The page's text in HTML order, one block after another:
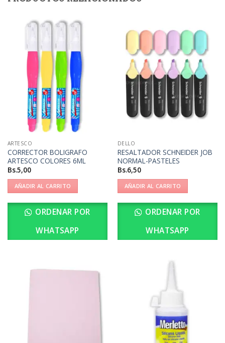
ARTESCO
CORRECTOR BOLIGRAFO
ARTESCO COLORES 6ML
Bs.5,00
AÑADIR AL CARRITO
ORDENAR POR
WHATSAPP
DELLO
RESALTADOR SCHNEIDER JOB
NORMAL-PASTELES
Bs.6,50
AÑADIR AL CARRITO
ORDENAR POR
WHATSAPP